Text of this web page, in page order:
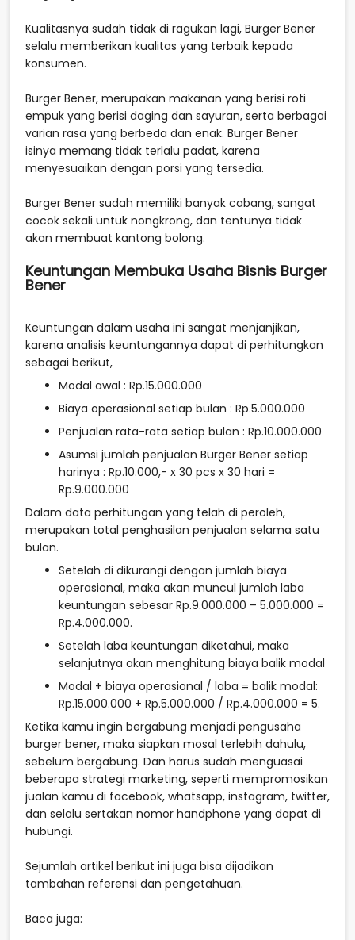
Kualitasnya sudah tidak di ragukan lagi, Burger Bener
selalu memberikan kualitas yang terbaik kepada
konsumen.
Burger Bener, merupakan makanan yang berisi roti
empuk yang berisi daging dan sayuran, serta berbagai
varian rasa yang berbeda dan enak. Burger Bener
isinya memang tidak terlalu padat, karena
menyesuaikan dengan porsi yang tersedia.
Burger Bener sudah memiliki banyak cabang, sangat
cocok sekali untuk nongkrong, dan tentunya tidak
akan membuat kantong bolong.
Keuntungan Membuka Usaha Bisnis Burger
Bener
Keuntungan dalam usaha ini sangat menjanjikan,
karena analisis keuntungannya dapat di perhitungkan
sebagai berikut,
Modal awal : Rp.15.000.000
Biaya operasional setiap bulan : Rp.5.000.000
Penjualan rata-rata setiap bulan : Rp.10.000.000
Asumsi jumlah penjualan Burger Bener setiap
harinya : Rp.10.000,- x 30 pcs x 30 hari =
Rp.9.000.000
Dalam data perhitungan yang telah di peroleh,
merupakan total penghasilan penjualan selama satu
bulan.
Setelah di dikurangi dengan jumlah biaya
operasional, maka akan muncul jumlah laba
keuntungan sebesar Rp.9.000.000 – 5.000.000 =
Rp.4.000.000.
Setelah laba keuntungan diketahui, maka
selanjutnya akan menghitung biaya balik modal
Modal + biaya operasional / laba = balik modal:
Rp.15.000.000 + Rp.5.000.000 / Rp.4.000.000 = 5.
Ketika kamu ingin bergabung menjadi pengusaha
burger bener, maka siapkan mosal terlebih dahulu,
sebelum bergabung. Dan harus sudah menguasai
beberapa strategi marketing, seperti mempromosikan
jualan kamu di facebook, whatsapp, instagram, twitter,
dan selalu sertakan nomor handphone yang dapat di
hubungi.
Sejumlah artikel berikut ini juga bisa dijadikan
tambahan referensi dan pengetahuan.
Baca juga: